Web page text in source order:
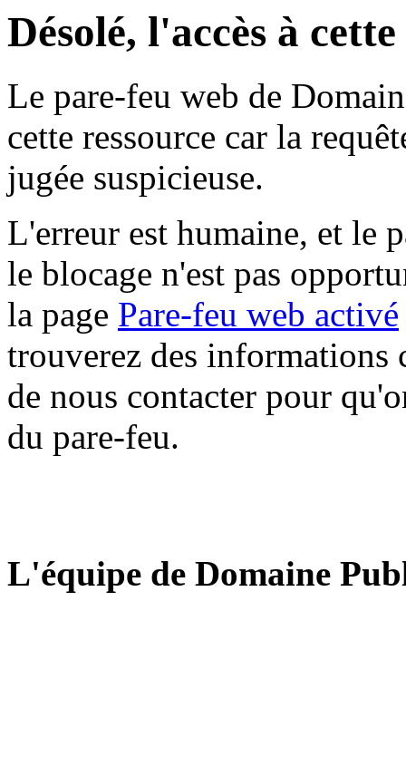
Désolé, l'accès à
Le pare-feu web de
cette ressource car la
jugée suspicieuse.
L'erreur est humaine, et le
le blocage n'est pas
la page Pare-feu web activé
trouverez des informations
de nous contacter pour
du pare-feu.
L'équipe de Domaine